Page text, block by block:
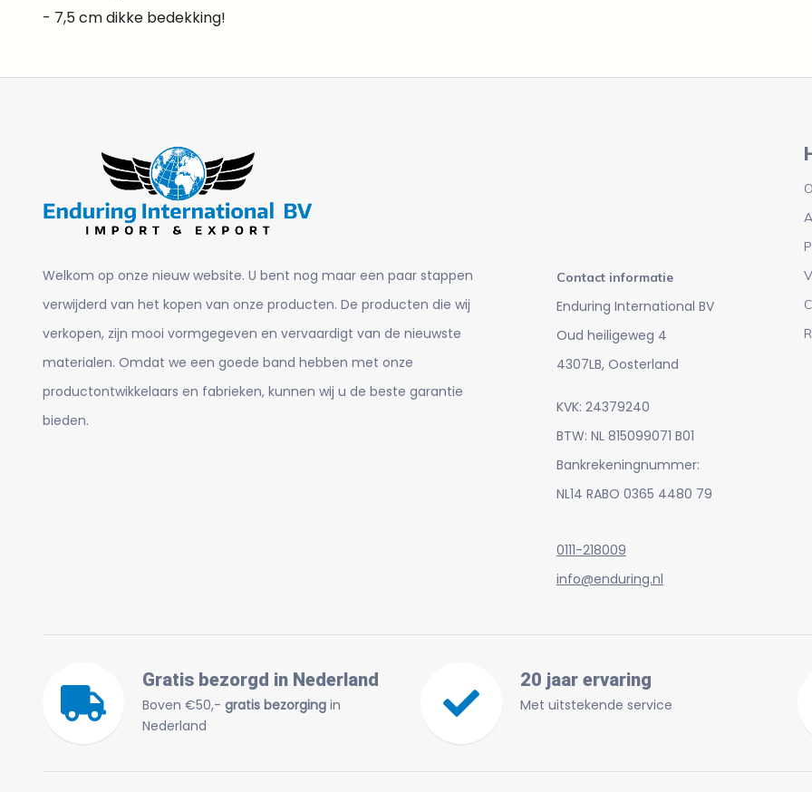
- 7,5 cm dikke bedekking!
Welkom op onze nieuw website. U bent nog maar een paar stappen
verwijderd van het kopen van onze producten. De producten die wij
verkopen, zijn mooi vormgegeven en vervaardigt van de nieuwste
materialen. Omdat we een goede band hebben met onze
productontwikkelaars en fabrieken, kunnen wij u de beste garantie
bieden.
Contact informatie
Enduring International BV
Oud heiligeweg 4
4307LB, Oosterland
KVK: 24379240
BTW: NL 815099071 B01
Bankrekeningnummer:
NL14 RABO 0365 4480 79
0111-218009
info@enduring.nl
Gratis bezorgd in Nederland
Boven €50,- gratis bezorging in
Nederland
20 jaar ervaring
Met uitstekende service